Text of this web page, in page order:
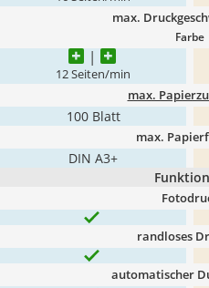
max.
Farbe
12 Seiten/min
max.
100 Blatt
max.
DIN A3+
randloses
automatischer